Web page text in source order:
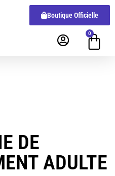
Boutique Officielle
0
DE
ADULTE